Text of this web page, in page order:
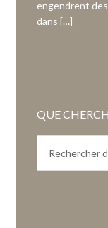
engendrent
dans […]
QUE